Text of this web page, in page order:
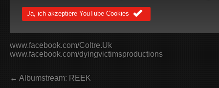
Ja, ich akzeptiere YouTube Cookies
www.facebook.com/Coltre.Uk
www.facebook.com/dyingvictimsproductions
← Albumstream: REEK